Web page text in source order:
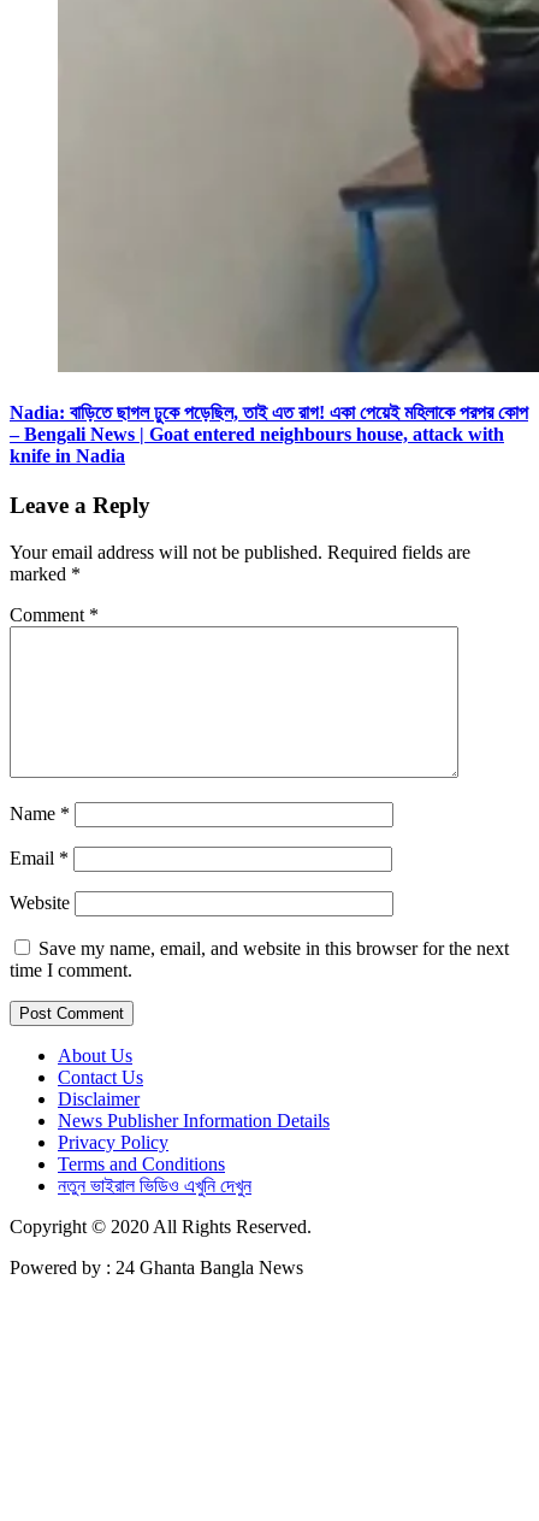
Nadia: বাড়িতে ছাগল ঢুকে পড়েছিল, তাই এত রাগ! একা পেয়েই মহিলাকে পরপর কোপ
– Bengali News | Goat entered neighbours house, attack with
knife in Nadia
Leave a Reply
Your email address will not be published. Required fields are
marked *
Comment *
Name *
Email *
Website
Save my name, email, and website in this browser for the next
time I comment.
About Us
Contact Us
Disclaimer
News Publisher Information Details
Privacy Policy
Terms and Conditions
নতুন ভাইরাল ভিডিও এখুনি দেখুন
Copyright © 2020 All Rights Reserved.
Powered by : 24 Ghanta Bangla News